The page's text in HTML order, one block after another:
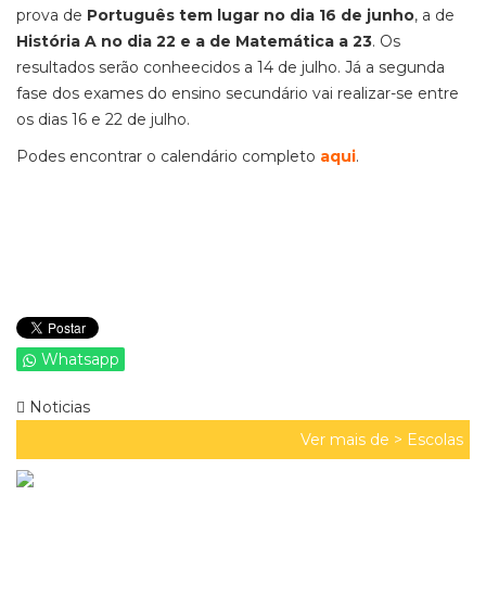
prova de Português tem lugar no dia 16 de junho, a de
História A no dia 22 e a de Matemática a 23. Os
resultados serão conheecidos a 14 de julho. Já a segunda
fase dos exames do ensino secundário vai realizar-se entre
os dias 16 e 22 de julho.
Podes encontrar o calendário completo aqui.
Whatsapp
Noticias
Ver mais de > Escolas